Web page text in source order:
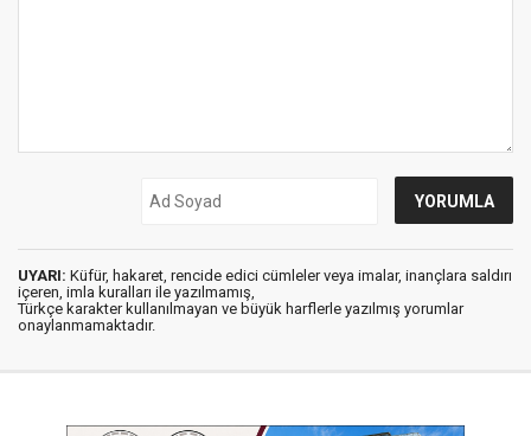
UYARI: Küfür, hakaret, rencide edici cümleler veya imalar, inançlara saldırı
içeren, imla kuralları ile yazılmamış,
Türkçe karakter kullanılmayan ve büyük harflerle yazılmış yorumlar
onaylanmamaktadır.